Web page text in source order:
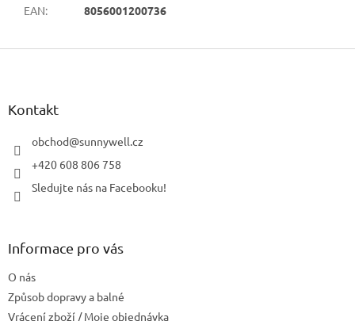
EAN: 8056001200736
Z
Kontakt
obchod@sunnywell.cz
+420 608 806 758
Sledujte nás na Facebooku!
Informace pro vás
O nás
Způsob dopravy a balné
Vrácení zboží / Moje objednávka